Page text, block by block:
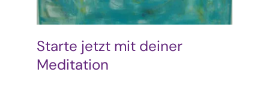
Starte jetzt mit deiner
Meditation